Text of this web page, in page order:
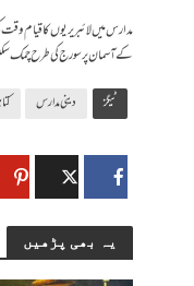
مدارس میں لائبریریوں کا قیام
کے آسمان پر سورج کی طرح چمک
ٹیگز دینی مدارس
یہ بھی پڑھیں